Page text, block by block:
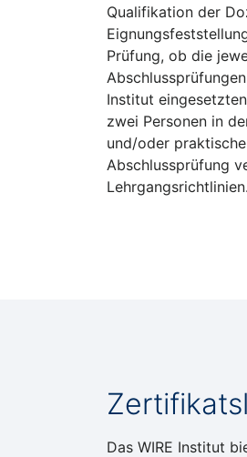
Qualifikation der
Prüfung, ob die
Institut
zwei Personen in
und/oder
Abschlussprüfung
Lehrgangsrichtlinien.
Das WIRE Institut